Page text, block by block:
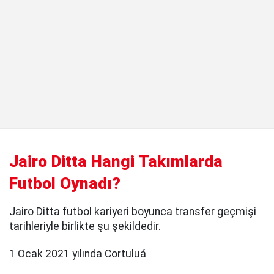
Jairo Ditta Hangi Takımlarda
Futbol Oynadı?
Jairo Ditta futbol kariyeri boyunca transfer geçmişi
tarihleriyle birlikte şu şekildedir.
1 Ocak 2021 yılında Cortuluá